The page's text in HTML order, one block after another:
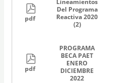
pdf
Del Programa
Reactiva 2020
(2)
pdf
PROGRAMA
BECA PAET
ENERO
DICIEMBRE
2022